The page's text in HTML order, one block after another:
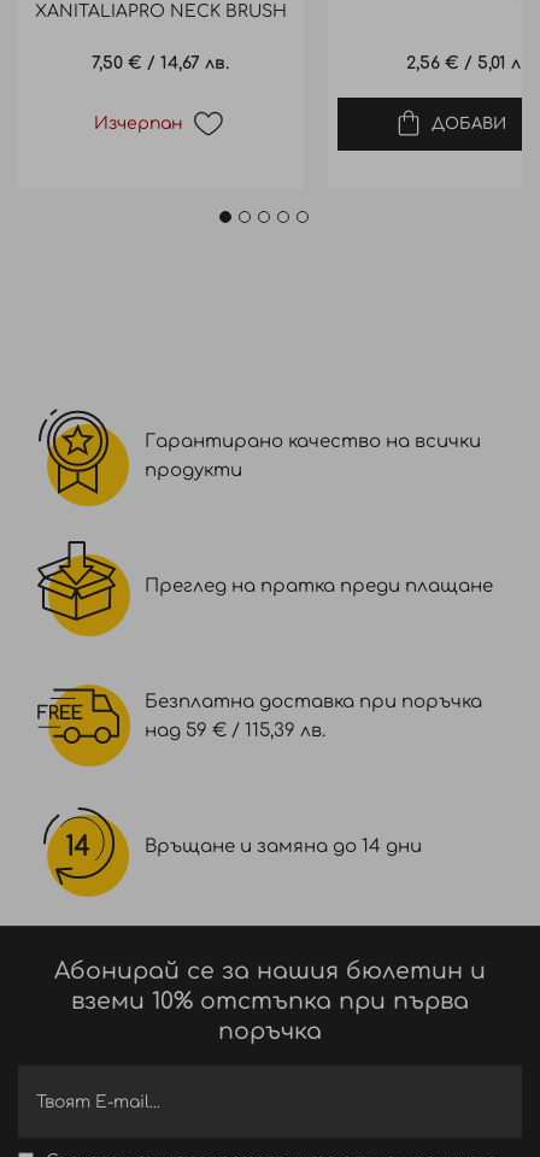
XANITALIAPRO NECK BRUSH
7,50 € /14,67 лв.
Изчерпан
2,56 € / 5,01 лв.
ДОБАВИ
Гарантирано качество на всички
продукти
Преглед на пратка преди плащане
Безплатна доставка при поръчка
над 59 € / 115,39 лв.
Връщане и замяна до 14 дни
Абонирай се за нашия бюлетин и
вземи 10% отстъпка при първа
поръчка